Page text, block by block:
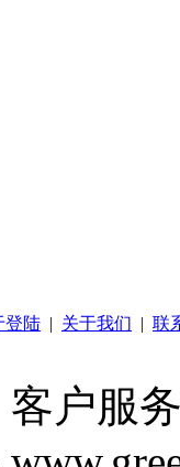
登陆 | 关于我们 | 联
客户服